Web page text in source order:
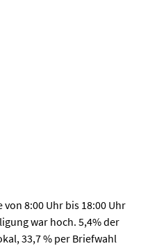
8:00 Uhr bis 18:00 Uhr
war hoch. 5,4% der
33,7 % per Briefwahl